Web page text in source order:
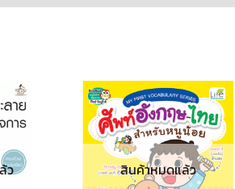
ว สินค้าหมดแล้ว